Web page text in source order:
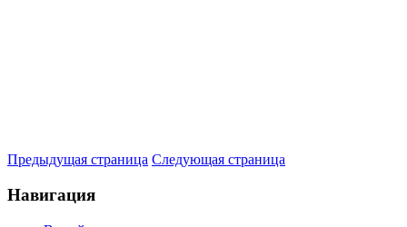
Предыдущая страница Следующая страница
Навигация